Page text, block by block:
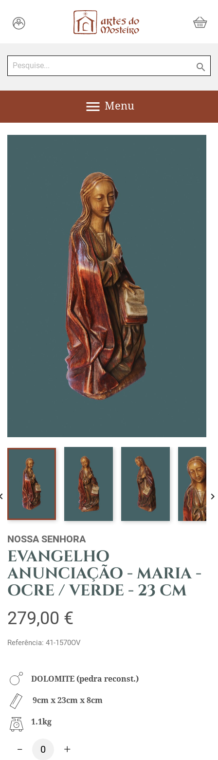

 Menu

NOSSA SENHORA
EVANGELHO
ANUNCIAÇÃO - MARIA -
OCRE / VERDE - 23 CM
279,00 €
Referência: 41-1570OV
DOLOMITE (pedra reconst.)
9cm x 23cm x 8cm
1.1kg
- +